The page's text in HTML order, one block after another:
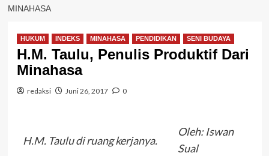
MINAHASA
HUKUM INDEKS MINAHASA PENDIDIKAN SENI BUDAYA
H.M. Taulu, Penulis Produktif Dari
Minahasa
redaksi Juni 26, 2017 0
H.M. Taulu di ruang kerjanya.
Oleh: Iswan
Sual